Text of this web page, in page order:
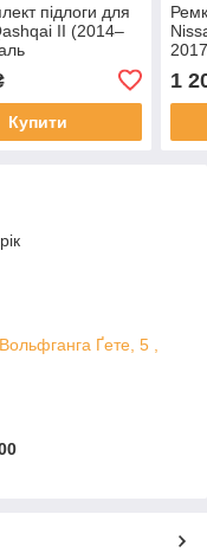
підлоги для
II (2014–
Купити
1
Ґете, 5 ,